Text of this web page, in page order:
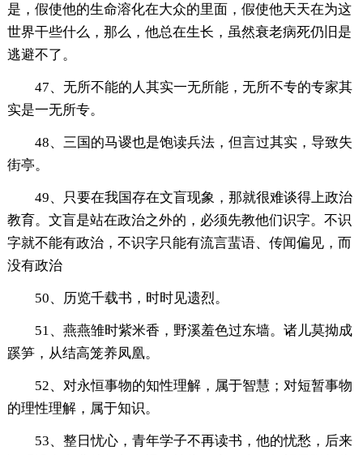
是，假使他的生命溶化在大众的里面，假使他天天在为这
世界干些什么，那么，他总在生长，虽然衰老病死仍旧是
逃避不了。
47、无所不能的人其实一无所能，无所不专的专家其
实是一无所专。
48、三国的马谡也是饱读兵法，但言过其实，导致失
街亭。
49、只要在我国存在文盲现象，那就很难谈得上政治
教育。文盲是站在政治之外的，必须先教他们识字。不识
字就不能有政治，不识字只能有流言蜚语、传闻偏见，而
没有政治
50、历览千载书，时时见遗烈。
51、燕燕雏时紫米香，野溪羞色过东墙。诸儿莫拗成
蹊笋，从结高笼养凤凰。
52、对永恒事物的知性理解，属于智慧；对短暂事物
的理性理解，属于知识。
53、整日忧心，青年学子不再读书，他的忧愁，后来